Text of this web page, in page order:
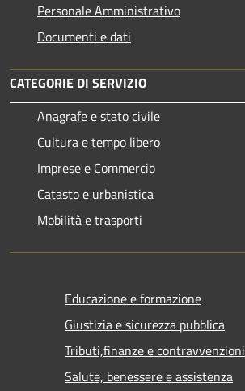
Personale Amministrativo
Documenti e dati
CATEGORIE DI SERVIZIO
Anagrafe e stato civile
Cultura e tempo libero
Imprese e Commercio
Catasto e urbanistica
Mobilità e trasporti
Educazione e formazione
Giustizia e sicurezza pubblica
Tributi,finanze e contravvenzioni
Salute, benessere e assistenza